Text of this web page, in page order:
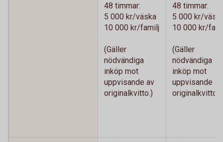
48 timmar:
5 000 kr/väska
10 000 kr/familj
(Gäller
nödvändiga
inköp mot
uppvisande av
originalkvitto.)
48 timmar:
5 000 kr/
10 000 kr/
(Gäller
nödvändiga
inköp mot
uppvisande av
originalkvitto.)